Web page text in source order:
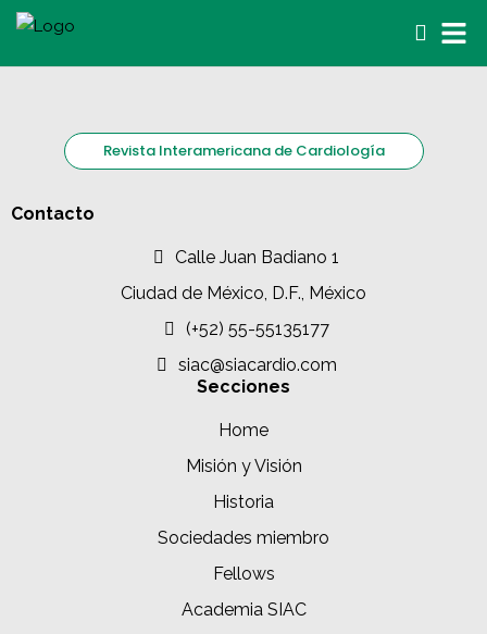
Revista Interamericana de Cardiología
Contacto
Calle Juan Badiano 1
Ciudad de México, D.F., México
(+52) 55-55135177
siac@siacardio.com
Secciones
Home
Misión y Visión
Historia
Sociedades miembro
Fellows
Academia SIAC